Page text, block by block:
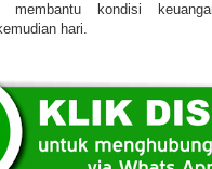
membantu kondisi
hari.